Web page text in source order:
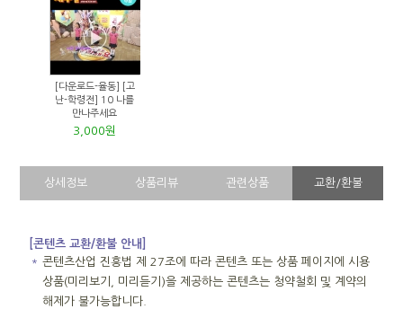
[다운로드-율동] [고
난-학령전] 10 나를
만나주세요
3,000원
상세정보 상품리뷰 관련상품 교환/환불
[콘텐츠 교환/환불 안내]
＊ 콘텐츠산업 진흥법 제 27조에 따라 콘텐츠 또는 상품 페이지에 시용
상품(미리보기, 미리듣기)을 제공하는 콘텐츠는 청약철회 및 계약의
해제가 불가능합니다.